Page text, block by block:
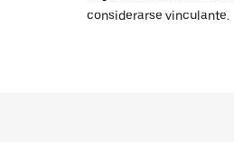
considerarse vinculante.